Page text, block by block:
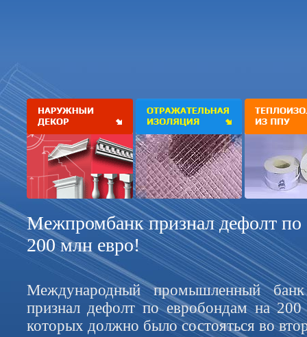
Межпромбанк признал дефолт по
200 млн евро!
Международный промышленный
признал дефолт по евробондам на
которых должно было состояться во